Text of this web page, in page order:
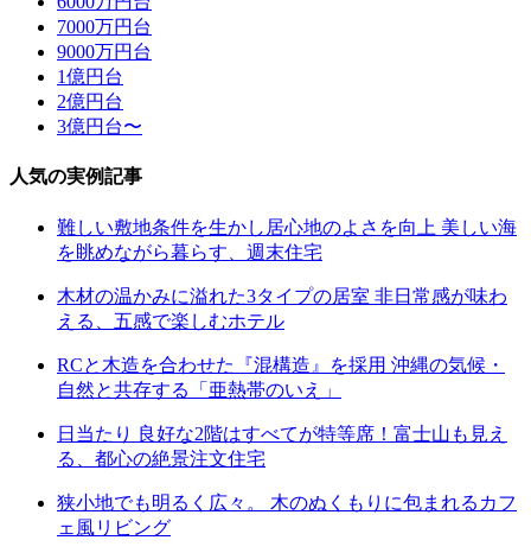
7000万円台
9000万円台
1億円台
2億円台
3億円台〜
人気の実例記事
難しい敷地条件を生かし居心地のよさを向上 美しい海
を眺めながら暮らす、週末住宅
木材の温かみに溢れた3タイプの居室 非日常感が味わ
える、五感で楽しむホテル
RCと木造を合わせた『混構造』を採用 沖縄の気候・
自然と共存する「亜熱帯のいえ」
日当たり 良好な2階はすべてが特等席！富士山も見え
る、都心の絶景注文住宅
狭小地でも明るく広々。 木のぬくもりに包まれるカフ
ェ風リビング